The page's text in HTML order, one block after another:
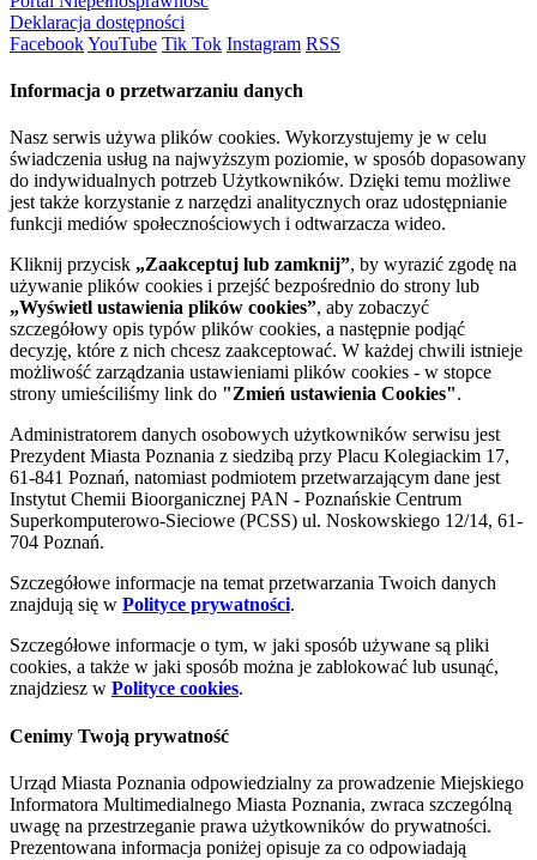
Deklaracja dostępności
FacebookYouTube Tik Tok Instagram RSS
Informacja o przetwarzaniu danych
Nasz serwis używa plików cookies. Wykorzystujemy je w celu
świadczenia usług na najwyższym poziomie, w sposób dopasowany
do indywidualnych potrzeb Użytkowników. Dzięki temu możliwe
jest także korzystanie z narzędzi analitycznych oraz udostępnianie
funkcji mediów społecznościowych i odtwarzacza wideo.
Kliknij przycisk „Zaakceptuj lub zamknij”, by wyrazić zgodę na
używanie plików cookies i przejść bezpośrednio do strony lub
„Wyświetl ustawienia plików cookies”, aby zobaczyć
szczegółowy opis typów plików cookies, a następnie podjąć
decyzję, które z nich chcesz zaakceptować. W każdej chwili istnieje
możliwość zarządzania ustawieniami plików cookies - w stopce
strony umieściliśmy link do "Zmień ustawienia Cookies".
Administratorem danych osobowych użytkowników serwisu jest
Prezydent Miasta Poznania z siedzibą przy Placu Kolegiackim 17,
61-841 Poznań, natomiast podmiotem przetwarzającym dane jest
Instytut Chemii Bioorganicznej PAN - Poznańskie Centrum
Superkomputerowo-Sieciowe (PCSS) ul. Noskowskiego 12/14, 61-
704 Poznań.
Szczegółowe informacje na temat przetwarzania Twoich danych
znajdują się w Polityce prywatności.
Szczegółowe informacje o tym, w jaki sposób używane są pliki
cookies, a także w jaki sposób można je zablokować lub usunąć,
znajdziesz w Polityce cookies.
Cenimy Twoją prywatność
Urząd Miasta Poznania odpowiedzialny za prowadzenie Miejskiego
Informatora Multimedialnego Miasta Poznania, zwraca szczególną
uwagę na przestrzeganie prawa użytkowników do prywatności.
Prezentowana informacja poniżej opisuje za co odpowiadają